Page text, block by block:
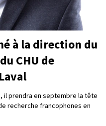
à la direction du
CHU de
il prendra en septembre la tête
recherche francophones en